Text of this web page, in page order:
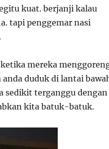
kuat. berjanji kalau
tapi penggemar nasi
mereka
duduk di lantai
sedikit terganggu dengan
kita batuk-batuk.